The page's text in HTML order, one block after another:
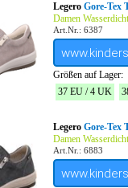
Legero Gore-Tex
Damen
Art.Nr.: 6387
Größen auf Lager:
37 EU / 4 UK
Legero Gore-Tex
Damen
Art.Nr.: 6883